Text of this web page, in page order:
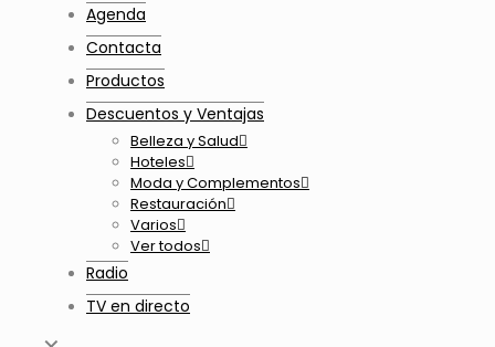
Agenda
Contacta
Productos
Descuentos y Ventajas
Belleza y Salud
Hoteles
Moda y Complementos
Restauración
Varios
Ver todos
Radio
TV en directo